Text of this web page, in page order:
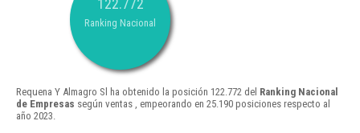
122.772
Ranking Nacional
Requena Y Almagro Sl ha obtenido la posición 122.772 del Ranking Nacional
de Empresas según ventas , empeorando en 25.190 posiciones respecto al
año 2023.